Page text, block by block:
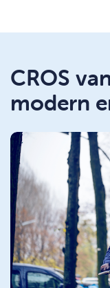
CROS
modern